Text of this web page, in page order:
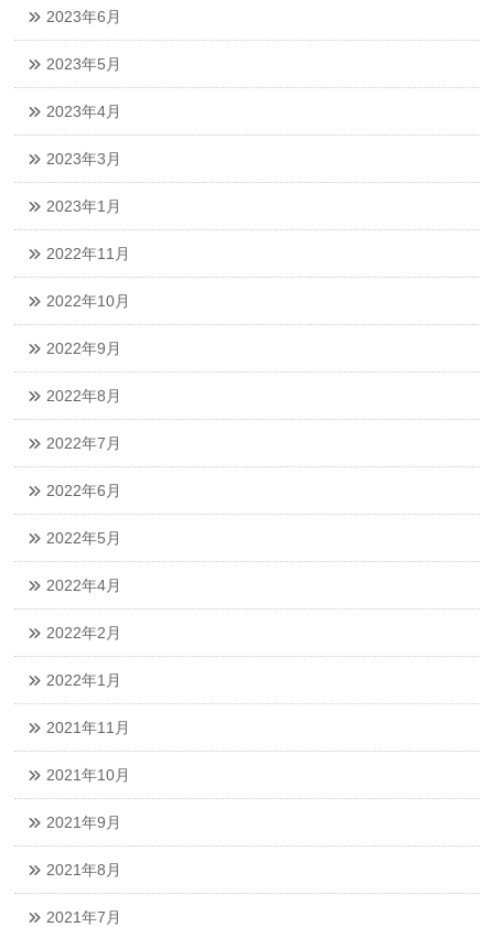
2023年6月
2023年5月
2023年4月
2023年3月
2023年1月
2022年11月
2022年10月
2022年9月
2022年8月
2022年7月
2022年6月
2022年5月
2022年4月
2022年2月
2022年1月
2021年11月
2021年10月
2021年9月
2021年8月
2021年7月